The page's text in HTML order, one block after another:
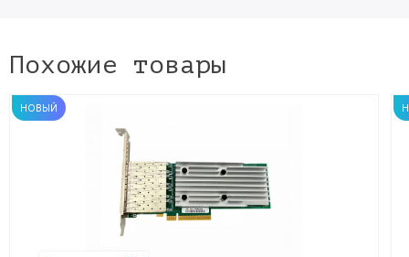
Похожие товары
НОВЫЙ